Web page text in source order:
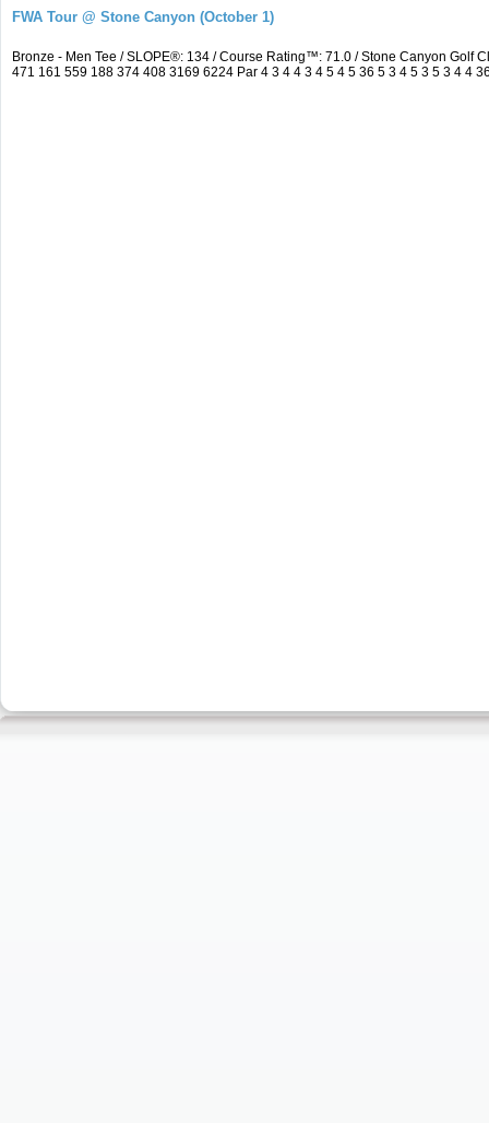
FWA Tour @ Stone Canyon (October 1)
Bronze - Men Tee / SLOPE®: 134 / Course Rating™: 71.0 / Stone Canyon Golf
471 161 559 188 374 408 3169 6224 Par 4 3 4 4 3 4 5 4 5 36 5 3 4 5 3 5 3 4 4